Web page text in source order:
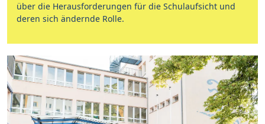
über die Herausforderungen für die Schulaufsicht und
deren sich ändernde Rolle.